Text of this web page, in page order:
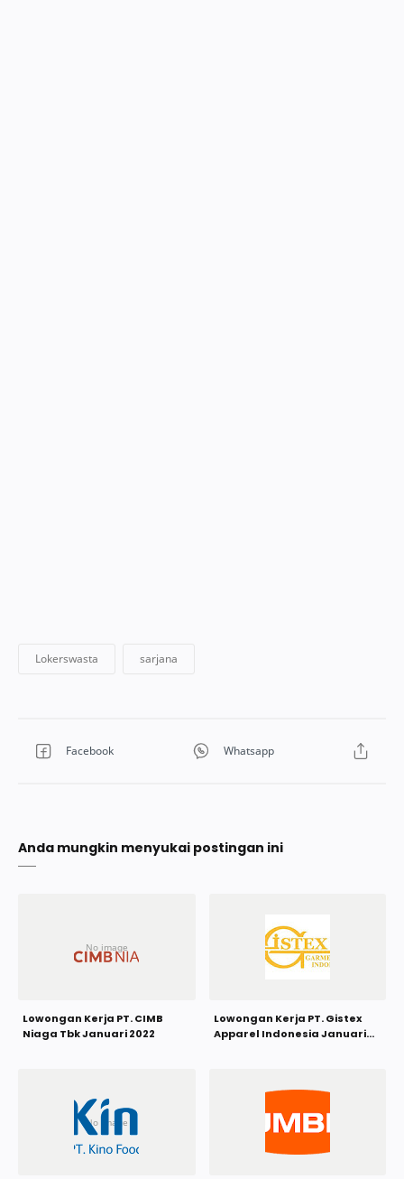
Anda mungkin menyukai postingan ini
Lowongan Kerja PT. CIMB
Niaga Tbk Januari 2022
Lowongan Kerja PT. Gistex
Apparel Indonesia Januari